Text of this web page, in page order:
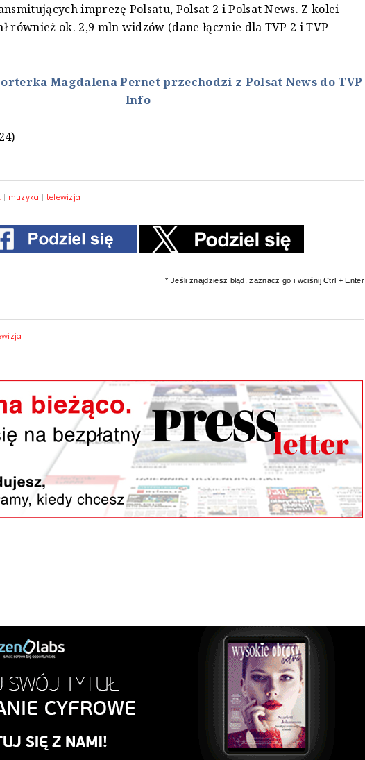
imprezę Polsatu, Polsat 2 i Polsat News. Z kolei
również ok. 2,9 mln widzów (dane łącznie dla TVP 2 i TVP
Magdalena Pernet przechodzi z Polsat News do TVP
Info
| muzyka | telewizja
* Jeśli znajdziesz błąd, zaznacz go i wciśnij Ctrl + Enter